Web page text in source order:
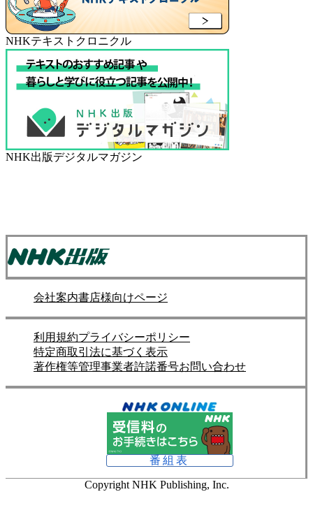
NHKテキストクロニクル
NHK出版デジタルマガジン
会社案内書店様向けページ
利用規約プライバシーポリシー
特定商取引法に基づく表示
著作権等管理事業者許諾番号お問い合わせ
番組表
Copyright NHK Publishing, Inc.